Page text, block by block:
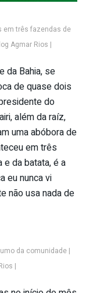
em três fazendas de
Agmar Rios |
da Bahia, se
de quase dois
do
além da raíz,
uma abóbora de
em três
da batata, é a
eu nunca vi
não usa nada de
da comunidade |
|